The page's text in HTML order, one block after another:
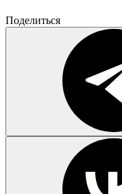
Поделиться